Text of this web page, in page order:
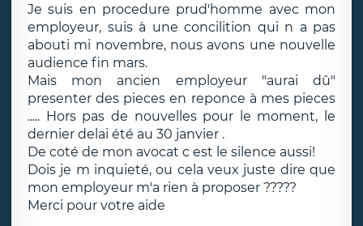
Je suis en procedure prud'homme avec mon
employeur, suis à une concilition qui n a pas
abouti mi novembre, nous avons une nouvelle
audience fin mars.
Mais mon ancien employeur "aurai dû"
presenter des pieces en reponce à mes pieces
..... Hors pas de nouvelles pour le moment, le
dernier delai été au 30 janvier .
De coté de mon avocat c est le silence aussi!
Dois je m inquieté, ou cela veux juste dire que
mon employeur m'a rien à proposer ?????
Merci pour votre aide